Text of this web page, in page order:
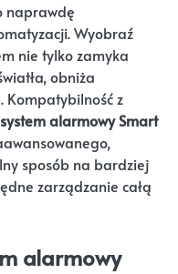
naprawdę
Wyobraź
nie tylko zamyka
obniża
Kompatybilność z
system alarmowy Smart
sposób na bardziej
zarządzanie całą
alarmowy